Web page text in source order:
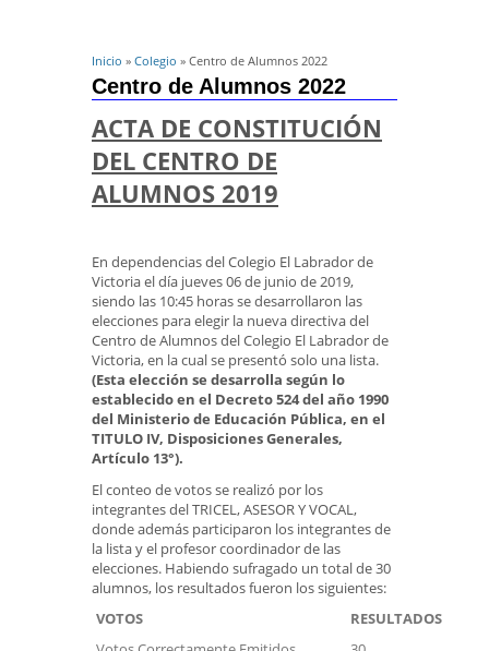
Inicio » Colegio » Centro de Alumnos 2022
Centro de Alumnos 2022
ACTA DE CONSTITUCIÓN
DEL CENTRO DE
ALUMNOS 2019
En dependencias del Colegio El Labrador de
Victoria el día jueves 06 de junio de 2019,
siendo las 10:45 horas se desarrollaron las
elecciones para elegir la nueva directiva del
Centro de Alumnos del Colegio El Labrador de
Victoria, en la cual se presentó solo una lista.
(Esta elección se desarrolla según lo
establecido en el Decreto 524 del año 1990
del Ministerio de Educación Pública, en el
TITULO IV, Disposiciones Generales,
Artículo 13°).
El conteo de votos se realizó por los
integrantes del TRICEL, ASESOR Y VOCAL,
donde además participaron los integrantes de
la lista y el profesor coordinador de las
elecciones. Habiendo sufragado un total de 30
alumnos, los resultados fueron los siguientes:
VOTOS
RESULTADOS